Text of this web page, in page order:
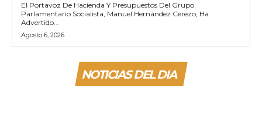
El Portavoz De Hacienda Y Presupuestos Del Grupo
Parlamentario Socialista, Manuel Hernández Cerezo, Ha
Advertido...
Agosto 6, 2026
NOTICIAS DEL DIA